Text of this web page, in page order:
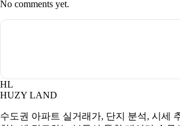
No comments yet.
HL
HUZY LAND
수도권 아파트 실거래가, 단지 분석, 시세